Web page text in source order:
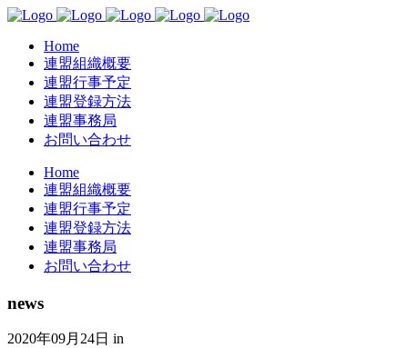
Home
連盟組織概要
連盟行事予定
連盟登録方法
連盟事務局
お問い合わせ
Home
連盟組織概要
連盟行事予定
連盟登録方法
連盟事務局
お問い合わせ
news
2020年09月24日 in